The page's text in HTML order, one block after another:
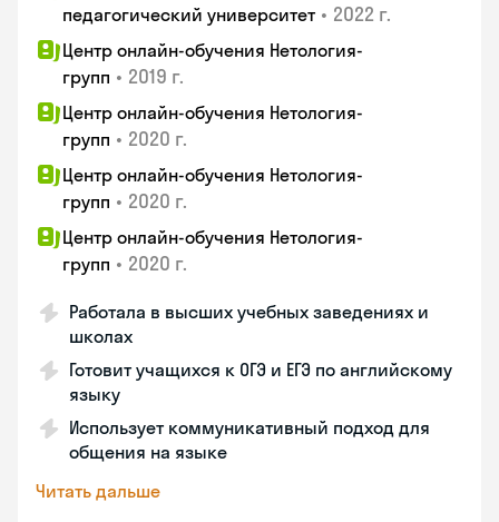
педагогический университет • 2022 г.
Центр онлайн-обучения Нетология-
групп • 2019 г.
Центр онлайн-обучения Нетология-
групп • 2020 г.
Центр онлайн-обучения Нетология-
групп • 2020 г.
Центр онлайн-обучения Нетология-
групп • 2020 г.
Работала в высших учебных заведениях и
школах
Готовит учащихся к ОГЭ и ЕГЭ по английскому
языку
Использует коммуникативный подход для
общения на языке
Читать дальше